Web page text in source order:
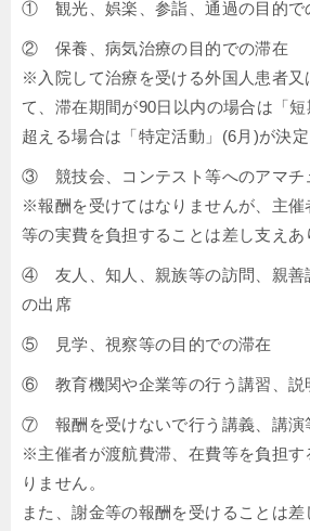
① 観光、娯楽、参詣、通過の目的で
② 保養、病気治療の目的での滞在
※入院して治療を受ける外国人患者又
て、滞在期間が90日以内の場合は「
超える場合は「特定活動」(6月)が決定
③ 競技会、コンテスト等へのアマチ
※報酬を受けてはなりませんが、主催
等の実費を負担することは差し支えあ
④ 友人、知人、親族等の訪問、親善
の出席
⑤ 見学、視察等の目的での滞在
⑥ 教育機関や企業等の行う講習、説
⑦ 報酬を受けないで行う講義、講演
※主催者が渡航費滞、在費等を負担す
りません。
また、謝金等の報酬を受けることは差